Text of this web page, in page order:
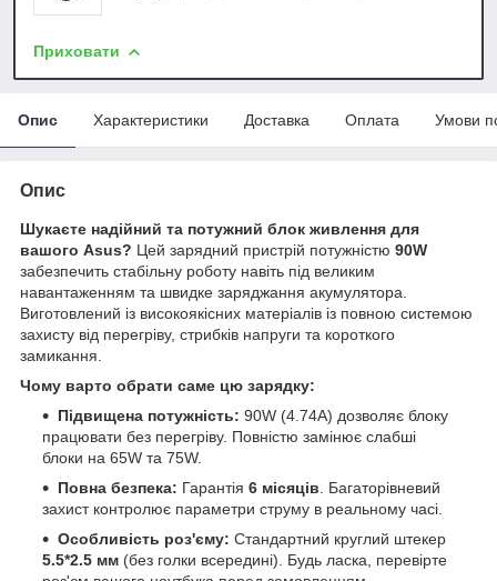
Приховати
Опис Характеристики Доставка Оплата Умови
Опис
Шукаєте надійний та потужний блок живлення для
вашого Asus? Цей зарядний пристрій потужністю 90W
забезпечить стабільну роботу навіть під великим
навантаженням та швидке заряджання акумулятора.
Виготовлений із високоякісних матеріалів із повною системою
захисту від перегріву, стрибків напруги та короткого
замикання.
Чому варто обрати саме цю зарядку:
Підвищена потужність: 90W (4.74A) дозволяє блоку
працювати без перегріву. Повністю замінює слабші
блоки на 65W та 75W.
Повна безпека: Гарантія 6 місяців . Багаторівневий
захист контролює параметри струму в реальному часі.
Особливість роз'єму: Стандартний круглий штекер
5.5*2.5 мм (без голки всередині). Будь ласка, перевірте